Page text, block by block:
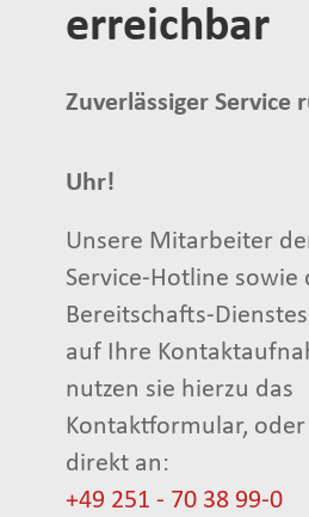
erreichbar
Zuverlässiger Service
Uhr!
Unsere Mitarbeiter
Service-Hotline sowie
Bereitschafts-
auf Ihre
nutzen sie hierzu das
Kontaktformular, oder
direkt an:
+49 251 - 70 38 99-0